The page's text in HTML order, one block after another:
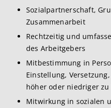
Sozialpartnerschaft,
Zusammenarbeit
Rechtzeitig und
des Arbeitgebers
Mitbestimmung in
Einstellung,
höher oder niedriger
Mitwirkung in sozialen